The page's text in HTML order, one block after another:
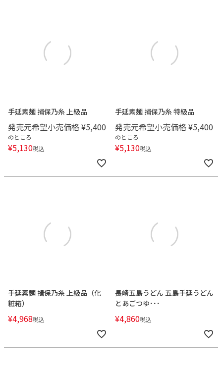
手延素麺 揖保乃糸 上級品
発売元希望小売価格¥5,400
のところ
¥5,130税込
手延素麺 揖保乃糸 特級品
発売元希望小売価格¥5,400
のところ
¥5,130税込
手延素麺 揖保乃糸 上級品（化
粧箱）
¥4,968税込
長崎五島うどん 五島手延うどん
とあごつゆ･･･
¥4,860税込